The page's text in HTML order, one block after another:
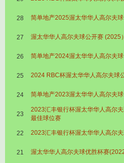
28 简单地产2025渥太华华人高尔夫
27 渥太华华人高尔夫球公开赛 (2025）
26 简单地产2024渥太华华人高尔夫
25 2024 RBC杯渥太华华人高尔夫球
24 简单地产2023渥太华华人高尔夫
23
2023汇丰银行杯渥太华华人高尔
最佳球位赛
22 2023汇丰银行杯渥太华华人高尔
21 渥太华华人高尔夫球优胜杯赛